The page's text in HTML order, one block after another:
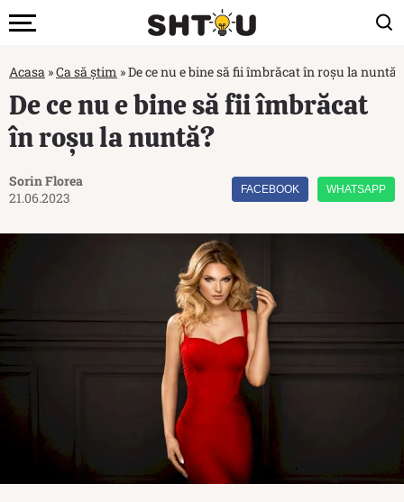
Acasa »Ca să știm »De ce nu e bine să fii îmbrăcat în roșu la nuntă?
De ce nu e bine să fii îmbrăcat
în roșu la nuntă?
Sorin Florea
21.06.2023
FACEBOOK WHATSAPP